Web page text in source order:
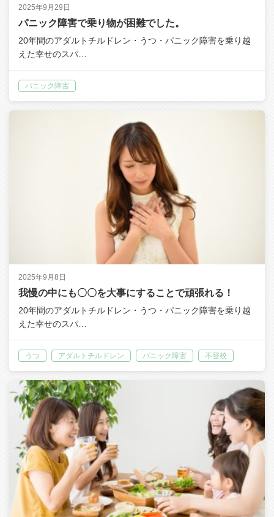
2025年9月29日
パニック障害で乗り物が困難でした。
20年間のアダルトチルドレン・うつ・パニック障害を乗り越
えた幸せのスパ…
パニック障害
2025年9月8日
我慢の中にも〇〇を大事にすることで頑張れる！
20年間のアダルトチルドレン・うつ・パニック障害を乗り越
えた幸せのスパ…
うつ アダルトチルドレン パニック障害 不登校